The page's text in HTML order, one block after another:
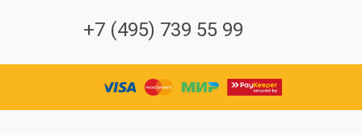
+7 (495) 739 55 99